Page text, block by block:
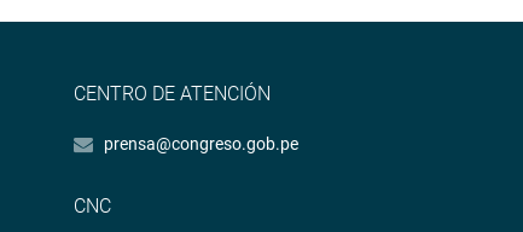
CENTRO DE ATENCIÓN
prensa@congreso.gob.pe
CNC